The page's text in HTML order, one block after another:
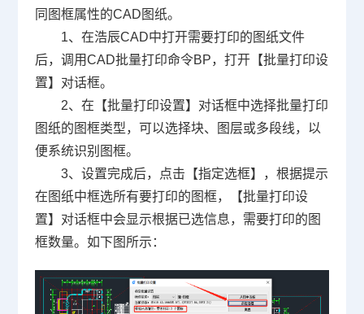
同图框属性的CAD图纸。
1、在浩辰CAD中打开需要打印的图纸文件
后，调用CAD批量打印命令BP，打开【批量打印设
置】对话框。
2、在【批量打印设置】对话框中选择批量打印
图纸的图框类型，可以选择块、图层或多段线，以
便系统识别图框。
3、设置完成后，点击【指定选框】，根据提示
在图纸中框选所有要打印的图框，【批量打印设
置】对话框中会显示根据已选信息，需要打印的图
框数量。如下图所示：